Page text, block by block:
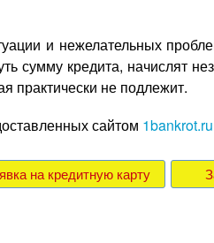
и нежелательных
сумму кредита, начислят
практически не подлежит.
сайтом 1bankrot.ru
на кредитную карту